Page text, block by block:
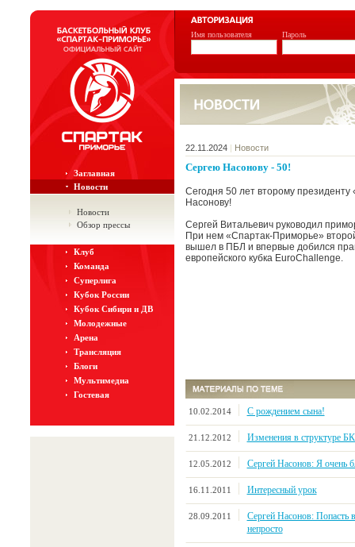
Имя пользователя Пароль
Заглавная
Новости
Новости
Обзор прессы
Клуб
Команда
Суперлига
Кубок России
Кубок Сибири и ДВ
Молодежные
Арена
Трансляция
Блоги
Мультимедиа
Гостевая
22.11.2024 | Новости
Сергею Насонову - 50!
Сегодня 50 лет второму
Насонову!
Сергей Витальевич руководил
При нем «Спартак-Приморье»
вышел в ПБЛ и впервые добился
европейского кубка EuroChallenge.
10.02.2014 С рождением сына!
21.12.2012 Изменения в структуре
12.05.2012 Сергей Насонов: Я очень
16.11.2011 Интересный урок
28.09.2011
Сергей Насонов: Попасть
непросто